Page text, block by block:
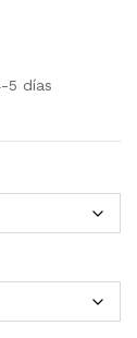
5 días